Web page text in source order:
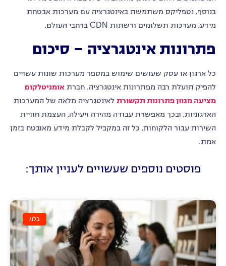
בנוסף, נטפליקס משתמשת באינטגרציה עם מערכות אבטחת
מידע, מערכות תשלומים ורשתות CDN ברחבי העולם.
פתרונות אינטגרציה – סיכום
כל ארגון או עסק שעושים שימוש במספר מערכות שונות עשויים
להפיק תועלת רבה מפתרונות אינטגרציה. חברת אומניטלקום
מציעה מגוון פתרונות תקשורתלאינטגרציה מלאה של המערכות
הארגוניות, ובכך מאפשרת עבודה מהירה ויעילה, העצמת חוויית
השירות עבור הלקוחות, כל זה במקביל לקבלת מידע מאובטח בזמן
אמת.
פוסטים נוספים שעשויים לעניין אותך:
בלוג